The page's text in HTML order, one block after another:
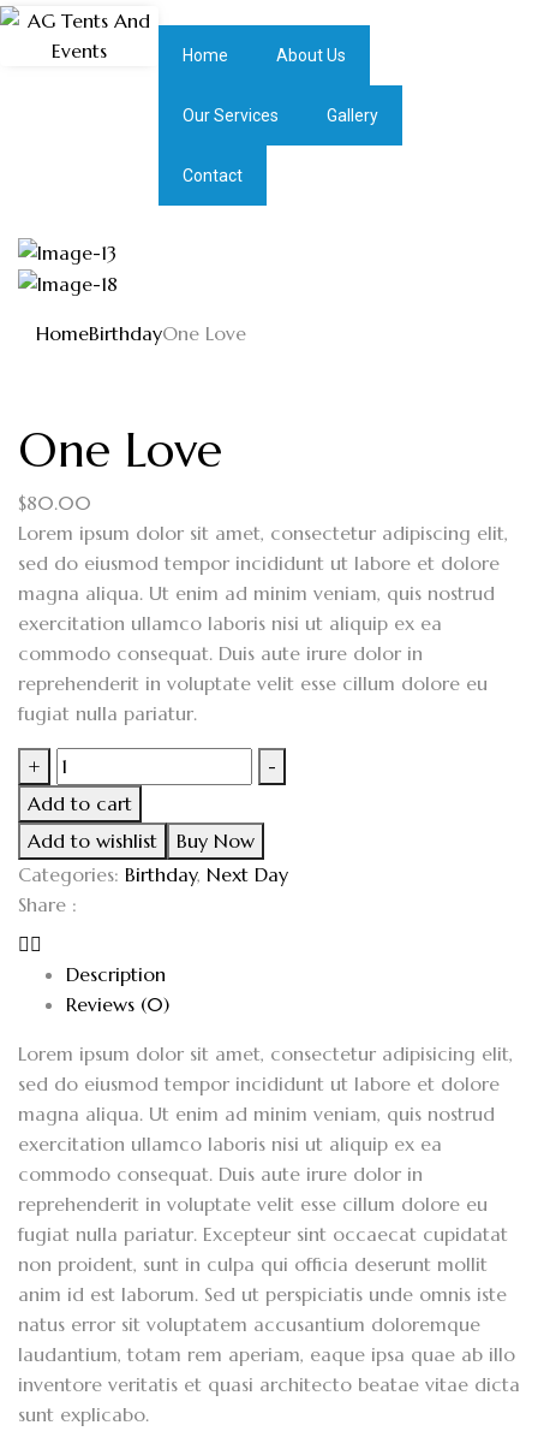
Home About Us
Our Services Gallery
Contact
HomeBirthdayOne Love
One Love
$80.00
Lorem ipsum dolor sit amet, consectetur adipiscing elit,
sed do eiusmod tempor incididunt ut labore et dolore
magna aliqua. Ut enim ad minim veniam, quis nostrud
exercitation ullamco laboris nisi ut aliquip ex ea
commodo consequat. Duis aute irure dolor in
reprehenderit in voluptate velit esse cillum dolore eu
fugiat nulla pariatur.
+
-
Add to cart
Add to wishlist
Buy Now
Categories: Birthday, Next Day
Share :
Description
Reviews (0)
Lorem ipsum dolor sit amet, consectetur adipisicing elit,
sed do eiusmod tempor incididunt ut labore et dolore
magna aliqua. Ut enim ad minim veniam, quis nostrud
exercitation ullamco laboris nisi ut aliquip ex ea
commodo consequat. Duis aute irure dolor in
reprehenderit in voluptate velit esse cillum dolore eu
fugiat nulla pariatur. Excepteur sint occaecat cupidatat
non proident, sunt in culpa qui officia deserunt mollit
anim id est laborum. Sed ut perspiciatis unde omnis iste
natus error sit voluptatem accusantium doloremque
laudantium, totam rem aperiam, eaque ipsa quae ab illo
inventore veritatis et quasi architecto beatae vitae dicta
sunt explicabo.